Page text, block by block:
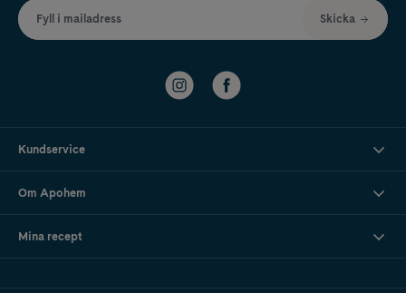
Fyll i mailadress Skicka
Kundservice
Om Apohem
Mina recept